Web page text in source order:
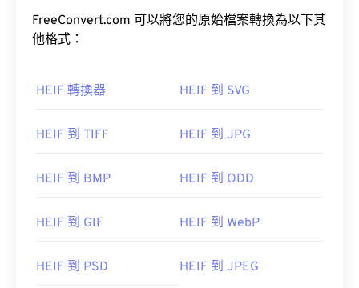
FreeConvert.com 可以將您的原始檔案轉換為以下其
他格式：
HEIF 轉換器 HEIF 到 SVG
HEIF 到 TIFF HEIF 到 JPG
HEIF 到 BMP HEIF 到 ODD
HEIF 到 GIF HEIF 到 WebP
HEIF 到 PSD HEIF 到 JPEG